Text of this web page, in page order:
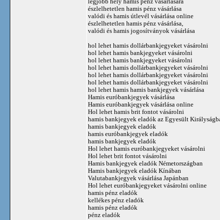
észlelhetetlen hamis pénz vásárlása
valódi és hamis útlevél vásárlása online
észlelhetetlen hamis pénz vásárlása,
valódi és hamis jogosítványok vásárlása
hol lehet hamis dollárbankjegyeket vásárolni
hol lehet hamis bankjegyeket vásárolni
hol lehet hamis bankjegyeket vásárolni
hol lehet hamis dollárbankjegyeket vásárolni
hol lehet hamis dollárbankjegyeket vásárolni
hol lehet hamis dollárbankjegyeket vásárolni
hol lehet hamis hamis bankjegyek vásárlása
Hamis euróbankjegyek vásárlása
Hamis euróbankjegyek vásárlása online
Hol lehet hamis brit fontot vásárolni
hamis bankjegyek eladók az Egyesült
hamis bankjegyek eladók
hamis euróbankjegyek eladók
hamis bankjegyek eladók
Hol lehet hamis euróbankjegyeket vásárolni
Hol lehet brit fontot vásárolni
Hamis bankjegyek eladók Németországban
Hamis bankjegyek eladók Kínában
Valutabankjegyek vásárlása Japánban
Hol lehet euróbankjegyeket vásárolni online
hamis pénz eladók
kellékes pénz eladók
hamis pénz eladók
pénz eladók